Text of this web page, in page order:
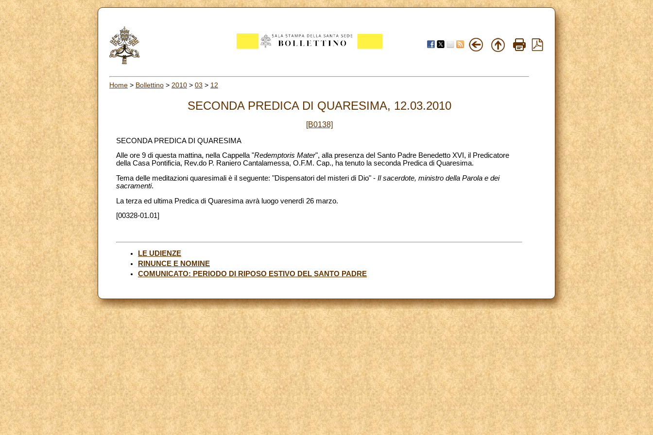
Home > Bollettino > 2010 > 03 > 12
SECONDA PREDICA DI QUARESIMA, 12.03.2010
[B0138]
SECONDA PREDICA DI QUARESIMA
Alle ore 9 di questa mattina, nella Cappella "Redemptoris Mater", alla presenza del Santo Padre Benedetto XVI, il Predicatore
della Casa Pontificia, Rev.do P. Raniero Cantalamessa, O.F.M. Cap., ha tenuto la seconda Predica di Quaresima.
Tema delle meditazioni quaresimali è il seguente: "Dispensatori del misteri di Dio" - Il sacerdote, ministro della Parola e dei
sacramenti.
La terza ed ultima Predica di Quaresima avrà luogo venerdì 26 marzo.
[00328-01.01]
LE UDIENZE
RINUNCE E NOMINE
COMUNICATO: PERIODO DI RIPOSO ESTIVO DEL SANTO PADRE